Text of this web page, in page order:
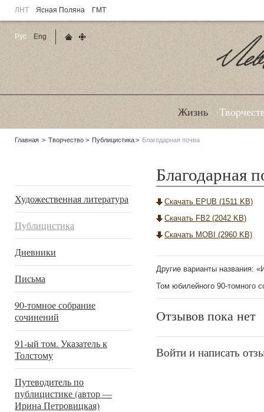
ЛНТ Ясная Поляна ГМТ
Жизнь
Родительские
Главная Творчество Публицистика Благодарная почва
Художественная литература
Публицистика
Дневники
Письма
90-томное собрание
сочинений
91-ый том. Указатель к
Толстому
Путеводитель по
публицистике (автор —
Ирина Петровицкая)
Благодарная
Скачать EPUB (1511 KB)
Скачать FB2 (2042 KB)
Скачать MOBI (2960 KB)
Другие варианты названия:
Том юбилейного 90-томного
Отзывов пока нет
Войти и написать
Рус
Eng